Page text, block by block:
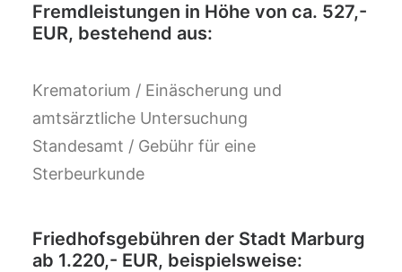
Fremdleistungen in Höhe von ca. 527,-
EUR, bestehend aus:
Krematorium / Einäscherung und
amtsärztliche Untersuchung
Standesamt / Gebühr für eine
Sterbeurkunde
Friedhofsgebühren der Stadt Marburg
ab 1.220,- EUR, beispielsweise: